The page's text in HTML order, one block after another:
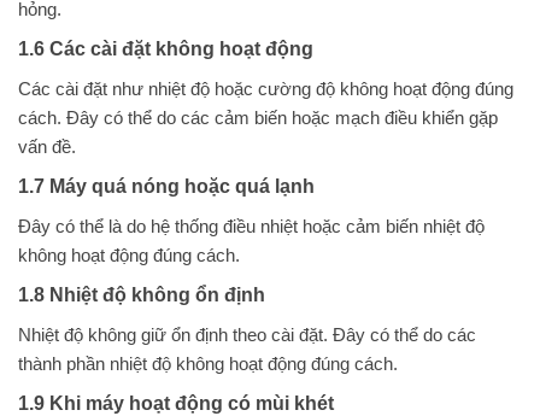
hỏng.
1.6 Các cài đặt không hoạt động
Các cài đặt như nhiệt độ hoặc cường độ không hoạt động đúng
cách. Đây có thể do các cảm biến hoặc mạch điều khiển gặp
vấn đề.
1.7 Máy quá nóng hoặc quá lạnh
Đây có thể là do hệ thống điều nhiệt hoặc cảm biến nhiệt độ
không hoạt động đúng cách.
1.8 Nhiệt độ không ổn định
Nhiệt độ không giữ ổn định theo cài đặt. Đây có thể do các
thành phần nhiệt độ không hoạt động đúng cách.
1.9 Khi máy hoạt động có mùi khét